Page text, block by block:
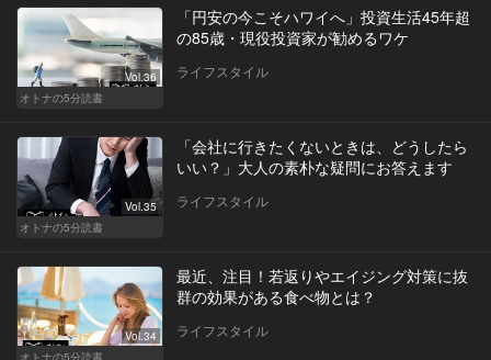
Vol.36
オトナの5分読書
「円安の今こそハワイへ」投資生活45年超
の85歳・現役投資家が勧めるワケ
ライフスタイル
Vol.35
オトナの5分読書
「会社に行きたくないときは、どうしたら
いい？」大人の素朴な疑問にお答えます
ライフスタイル
Vol.34
オトナの5分読書
最近、注目！若返りやエイジング対策に抜
群の効果がある食べ物とは？
ライフスタイル